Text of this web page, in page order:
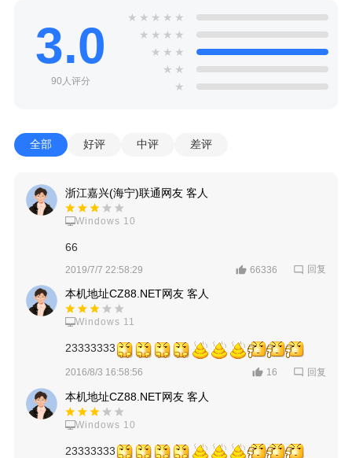
3.0
90人评分
★ ★ ★ ★ ★
★ ★ ★ ★
★ ★ ★
★ ★
★
全部 好评 中评 差评
浙江嘉兴(海宁)联通网友 客人
Windows 10
66
2019/7/7 22:58:29 66336 回复
本机地址CZ88.NET网友 客人
Windows 11
23333333
2016/8/3 16:58:56 16 回复
本机地址CZ88.NET网友 客人
Windows 10
23333333